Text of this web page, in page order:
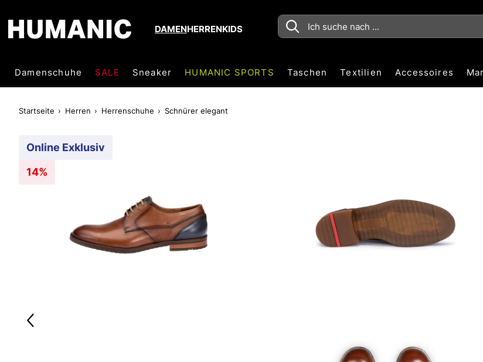
DAMENHERRENKIDS
Damenschuhe SALE Sneaker HUMANIC SPORTS Taschen Textilien Accessoires
Startseite Herren Herrenschuhe Schnürer elegant
Online Exklusiv
14%